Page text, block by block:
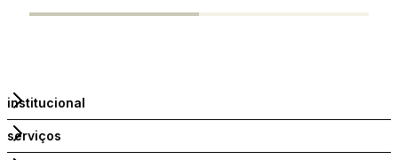
institucional
serviços